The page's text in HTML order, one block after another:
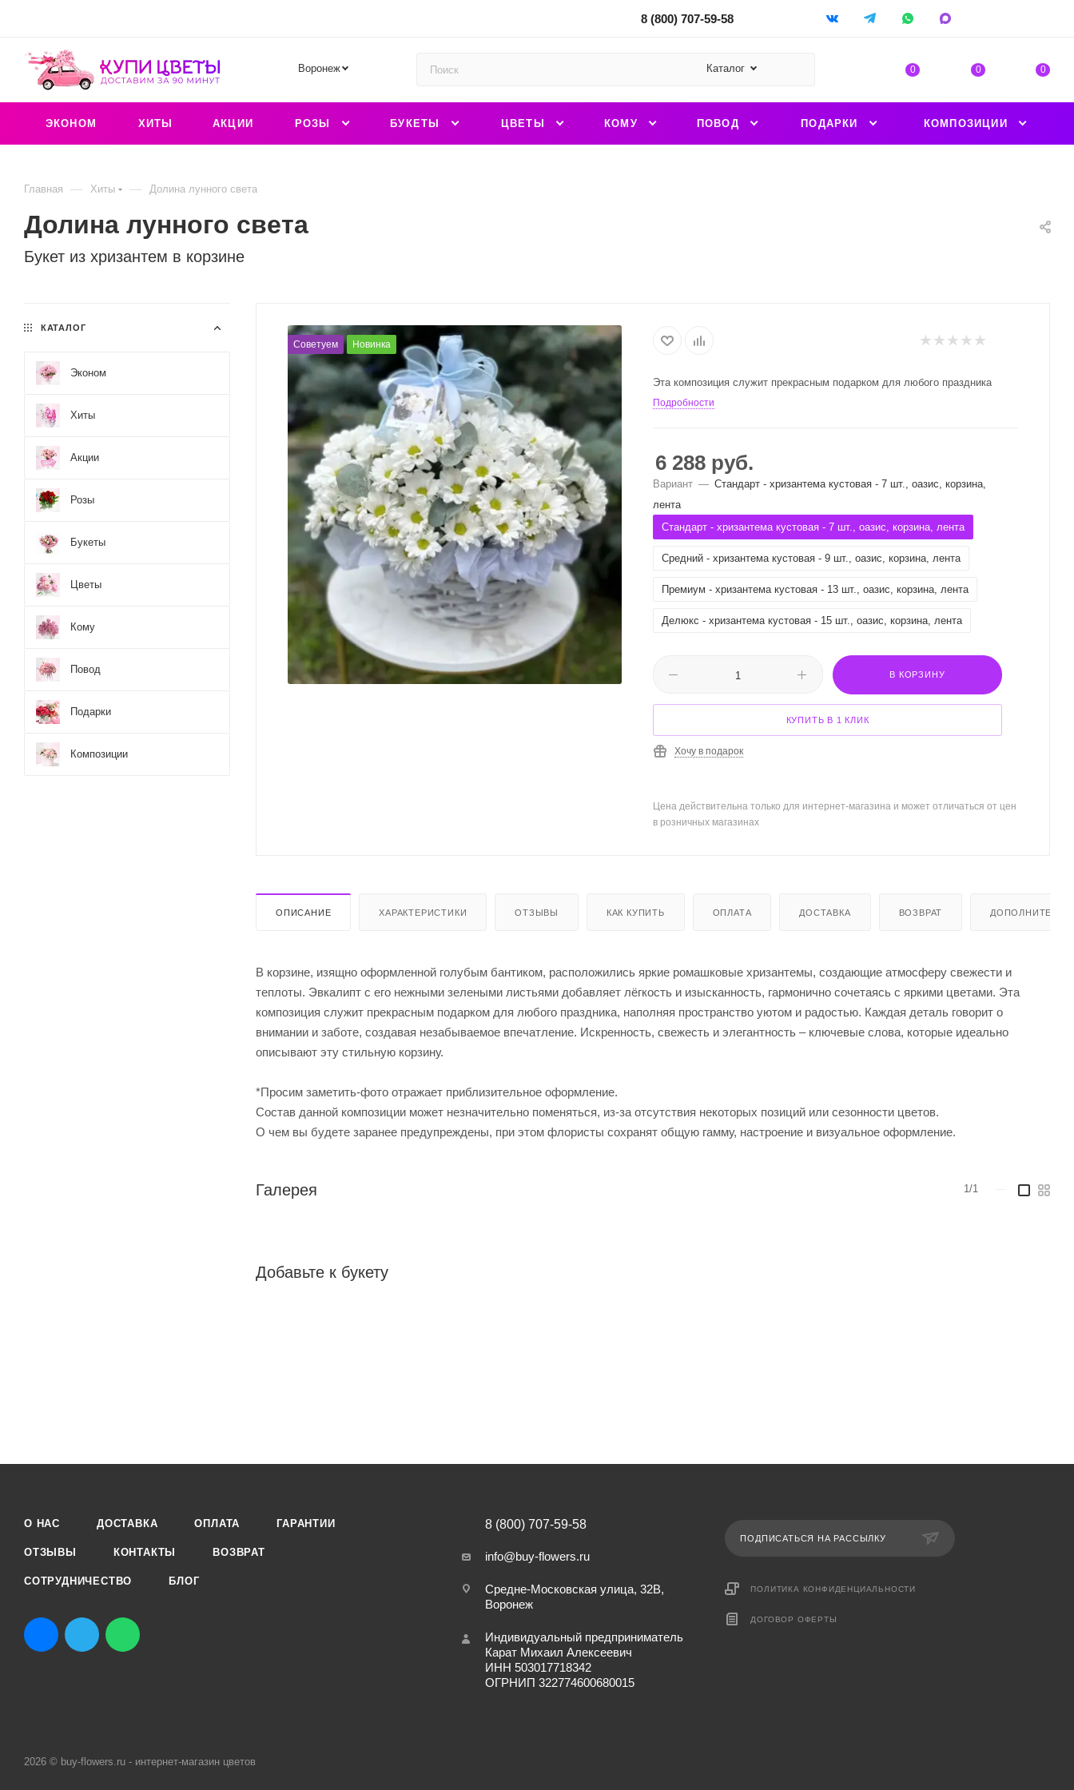
8 (800) 707-59-58
Воронеж Каталог 0 0 0
ЭКОНОМ ХИТЫ АКЦИИ РОЗЫ БУКЕТЫ ЦВЕТЫ КОМУ ПОВОД ПОДАРКИ КОМПОЗИЦИИ
Главная — Хиты — Долина лунного света
Букет из хризантем в корзине
Долина лунного света
Советуем Новинка
Эта композиция служит прекрасным подарком для любого праздника
Подробности
6 288 руб.
Вариант — Стандарт - хризантема кустовая - 7 шт., оазис, корзина,
лента
Стандарт - хризантема кустовая - 7 шт., оазис, корзина, лента
Средний - хризантема кустовая - 9 шт., оазис, корзина, лента
Премиум - хризантема кустовая - 13 шт., оазис, корзина, лента
Делюкс - хризантема кустовая - 15 шт., оазис, корзина, лента
В КОРЗИНУ
КУПИТЬ В 1 КЛИК
Хочу в подарок
Цена действительна только для интернет-магазина и может отличаться от цен
в розничных магазинах
ОПИСАНИЕ ХАРАКТЕРИСТИКИ ОТЗЫВЫ КАК КУПИТЬ ОПЛАТА ДОСТАВКА ВОЗВРАТ
В корзине, изящно оформленной голубым бантиком, расположились яркие ромашковые хризантемы, создающие атмосферу свежести и
теплоты. Эвкалипт с его нежными зелеными листьями добавляет лёгкость и изысканность, гармонично сочетаясь с яркими цветами. Эта
композиция служит прекрасным подарком для любого праздника, наполняя пространство уютом и радостью. Каждая деталь говорит о
внимании и заботе, создавая незабываемое впечатление. Искренность, свежесть и элегантность – ключевые слова, которые идеально
описывают эту стильную корзину.
*Просим заметить-фото отражает приблизительное оформление.
Cостав данной композиции может незначительно поменяться, из-за отсутствия некоторых позиций или сезонности цветов.
О чем вы будете заранее предупреждены, при этом флористы сохранят общую гамму, настроение и визуальное оформление.
Галерея 1/1
Добавьте к букету
КАТАЛОГ
Эконом
Хиты
Акции
Розы
Букеты
Цветы
Кому
Повод
Подарки
Композиции
О НАС ДОСТАВКА ОПЛАТА ГАРАНТИИ
ОТЗЫВЫ КОНТАКТЫ ВОЗВРАТ
СОТРУДНИЧЕСТВО БЛОГ
8 (800) 707-59-58
info@buy-flowers.ru
Средне-Московская улица, 32В,
Воронеж
Индивидуальный предприниматель
Карат Михаил Алексеевич
ИНН 503017718342
ОГРНИП 322774600680015
ПОДПИСАТЬСЯ НА РАССЫЛКУ
ПОЛИТИКА КОНФИДЕНЦИАЛЬНОСТИ
ДОГОВОР ОФЕРТЫ
2026 © buy-flowers.ru - интернет-магазин цветов